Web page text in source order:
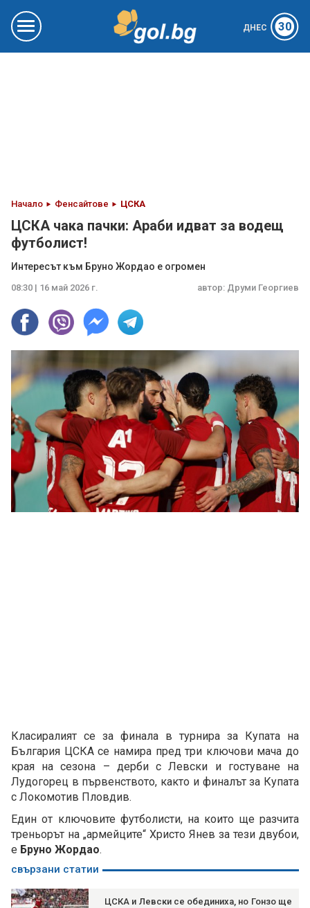
ДНЕС 30
Начало Фенсайтове ЦСКА
ЦСКА чака пачки: Араби идват за водещ
футболист!
Интересът към Бруно Жордао е огромен
08:30 | 16 май 2026 г. автор: Друми Георгиев
Класиралият се за финала в турнира за Купата на
България ЦСКА се намира пред три ключови мача до
края на сезона – дерби с Левски и гостуване на
Лудогорец в първенството, както и финалът за Купата
с Локомотив Пловдив.
Един от ключовите футболисти, на които ще разчита
треньорът на „армейците“ Христо Янев за тези двубои,
е Бруно Жордао.
свързани статии
ЦСКА и Левски се обединиха, но Гонзо ще